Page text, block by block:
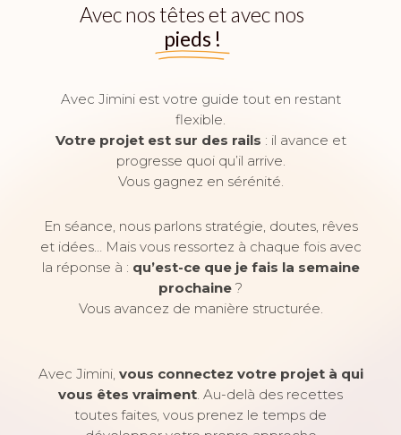
Avec nos têtes et avec nos
pieds !
Avec Jimini est votre guide tout en restant
flexible.
Votre projet est sur des rails : il avance et
progresse quoi qu’il arrive.
Vous gagnez en sérénité.
En séance, nous parlons stratégie, doutes, rêves
et idées… Mais vous ressortez à chaque fois avec
la réponse à : qu’est-ce que je fais la semaine
prochaine ?
Vous avancez de manière structurée.
Avec Jimini, vous connectez votre projet à qui
vous êtes vraiment. Au-delà des recettes
toutes faites, vous prenez le temps de